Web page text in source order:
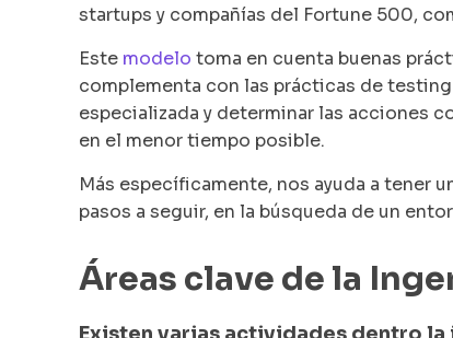
startups y compañías del Fortune 500,
Este modelo toma en cuenta buenas
complementa con las prácticas de
especializada y determinar las acciones
en el menor tiempo posible.
Más específicamente, nos ayuda a tener
pasos a seguir, en la búsqueda de un
Áreas clave de la
Existen varias actividades dentro